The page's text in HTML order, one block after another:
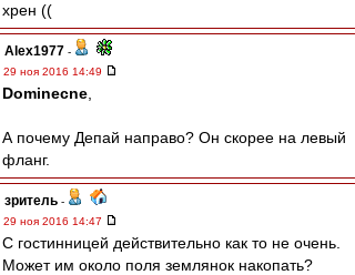
хрен ((
Alex1977 -
29 ноя 2016 14:49
Dominecne
А почему Депай направо? Он скорее на левый
фланг.
зpитель -
29 ноя 2016 14:47
С гостинницей действительно как то не очень.
Может им около поля землянок накопать?